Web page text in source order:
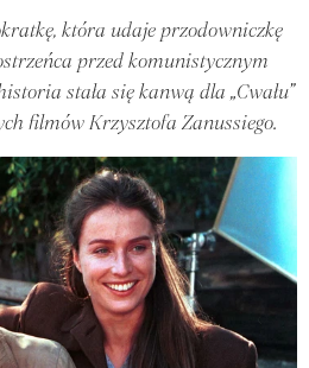
która udaje przodowniczkę
przed komunistycznym
stała się kanwą dla „Cwału”
filmów Krzysztofa Zanussiego.